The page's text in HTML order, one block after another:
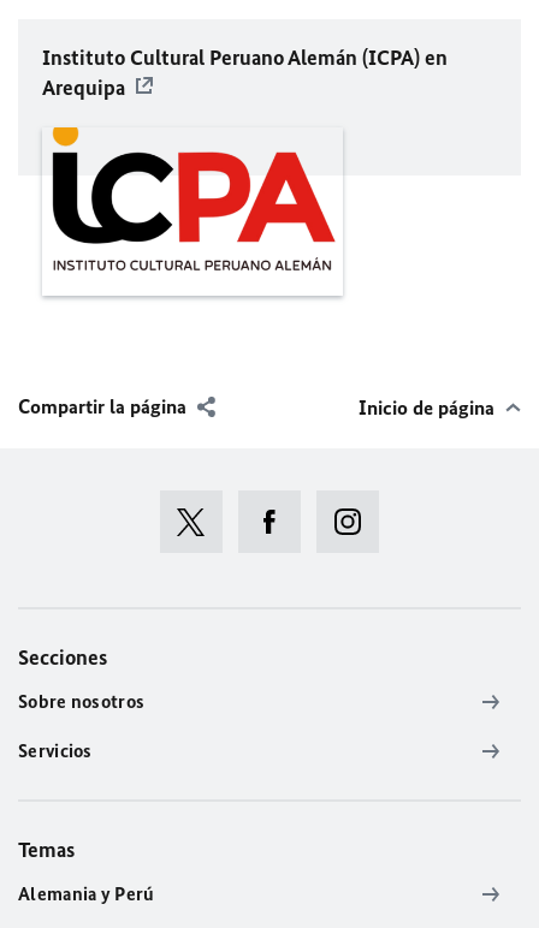
Instituto Cultural Peruano Alemán (ICPA) en
Arequipa
Compartir la página Inicio de página
Secciones
Sobre nosotros
Servicios
Temas
Alemania y Perú